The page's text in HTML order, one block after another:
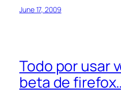
June 17, 2009
Todo por usar
beta de